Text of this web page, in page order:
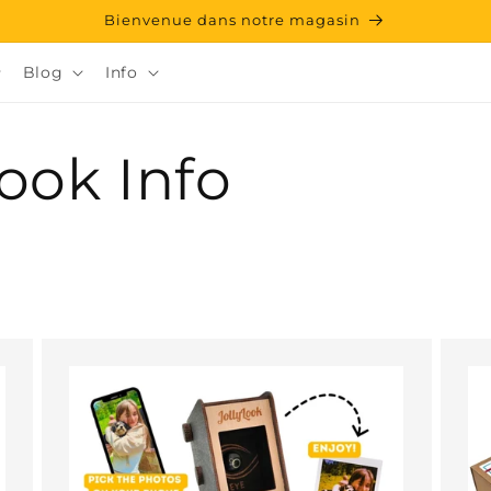
Bienvenue dans notre magasin
Blog Info
Info